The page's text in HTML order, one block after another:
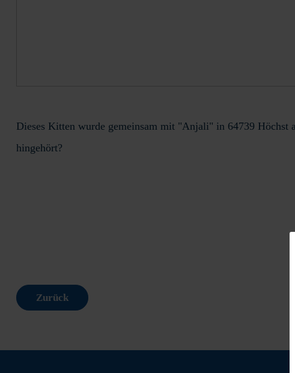
Dieses Kitten wurde gemeinsam mit "Anjali" in 64739
hingehört?
Zurück